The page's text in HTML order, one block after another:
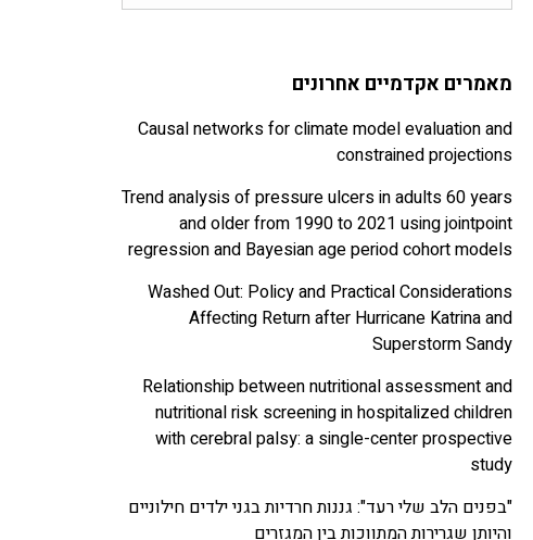
מאמרים אקדמיים אחרונים
Causal networks for climate model evaluation and
constrained projections
Trend analysis of pressure ulcers in adults 60 years
and older from 1990 to 2021 using jointpoint
regression and Bayesian age period cohort models
Washed Out: Policy and Practical Considerations
Affecting Return after Hurricane Katrina and
Superstorm Sandy
Relationship between nutritional assessment and
nutritional risk screening in hospitalized children
with cerebral palsy: a single-center prospective
study
"בפנים הלב שלי רעד": גננות חרדיות בגני ילדים חילוניים
והיותן שגרירות המתווכות בין המגזרים